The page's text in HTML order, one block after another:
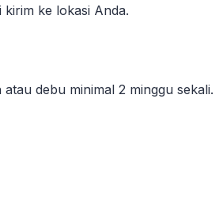
ke lokasi Anda.
debu minimal 2 minggu sekali.